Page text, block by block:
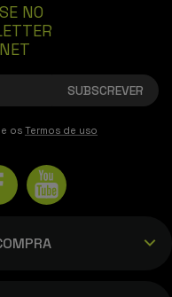
09/12/2025
androide do
LLORET
18/11/2025
NO
e os Termos de uso